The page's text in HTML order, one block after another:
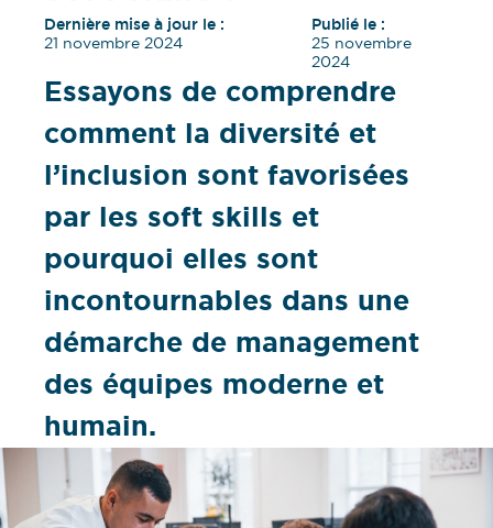
Dernière mise à jour le :
21 novembre 2024
Publié le :
25 novembre
2024
Essayons de comprendre
comment la diversité et
l’inclusion sont favorisées
par les soft skills et
pourquoi elles sont
incontournables dans une
démarche de management
des équipes moderne et
humain.